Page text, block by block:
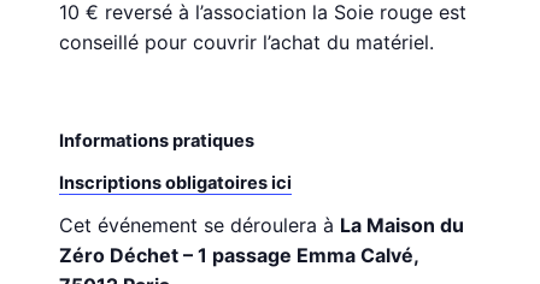
10 € reversé à l’association la Soie rouge est
conseillé pour couvrir l’achat du matériel.
Informations pratiques
Inscriptions obligatoires ici
Cet événement se déroulera à La Maison du
Zéro Déchet – 1 passage Emma Calvé,